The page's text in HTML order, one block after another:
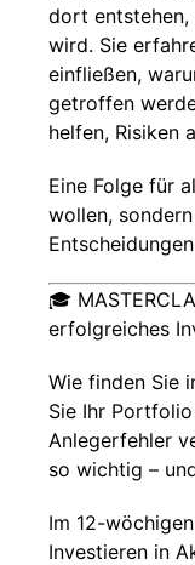
dort entstehen,
wird. Sie
einfließen,
getroffen
helfen, Risiken
Eine Folge für
wollen,
🎓
erfolgreiches
Wie finden Sie
Sie Ihr
Anlegerfehler
so wichtig –
Im 12-
Investieren in